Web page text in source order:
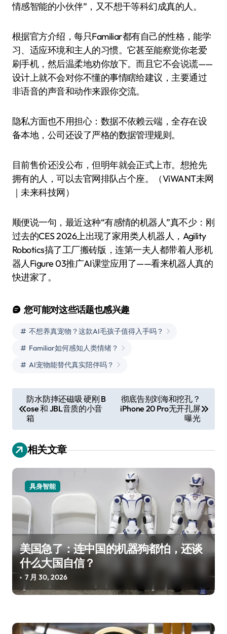
情感智能的小伙伴”，又不想干等科幻成真的人。
根据官方介绍，每只Familiar都有自己的性格，能学
习、适应环境和主人的习惯。它甚至能察觉你老爱
刷手机，然后温柔地劝你放下。而且它不会说谎——
设计上就不会对你不懂的事情瞎给建议，主要通过
非语音的声音和动作来跟你交流。
隐私方面也不用担心：数据不依赖云端，全存在设
备本地，公司还设了严格的数据管理规则。
目前售价还没公布，但明年就会正式上市。想抢先
拥有的人，可以去官网排队占个座。（ViWANT未网
｜未来科技网）
顺便说一句，最近这种“有感情的机器人”真不少：刚
过去的CES 2026上出现了家用类人机器人，Agility
Robotics搞了工厂搬砖版，连第一夫人都带着人形机
器人Figure 03推广AI课堂应用了——看来机器人真的
快进家了。
您可能对这些话题也感兴趣
不想养真宠物？这款AI毛孩子值得入手吗？
Familiar如何感知人类情绪？
AI宠物能替代真实陪伴吗？
章
导
航
防水防摔还磁吸 硬刚 B
ose 和 JBL音质的小音
箱
彻底告别刘海和挖孔？
iPhone 20 Pro无开孔屏
曝光
相关文章
具身智能
美国急了：连中国的机器狗都怕，还谈
什么大国自信？
7 月 30, 2026